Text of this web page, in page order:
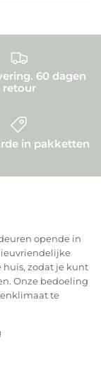
60 dagen
retour
in pakketten
opende in
zodat je kunt
Onze bedoeling
te